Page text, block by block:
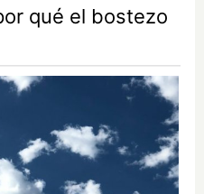
qué el bostezo